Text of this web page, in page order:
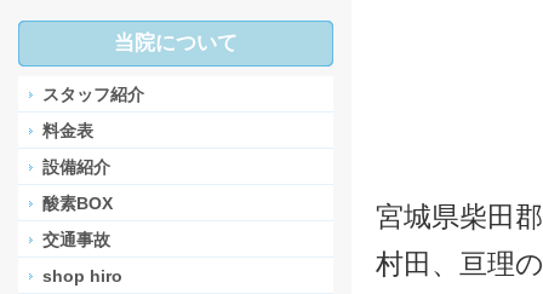
宮城県柴田
村田、亘理
当院について
スタッフ紹介
料金表
設備紹介
酸素BOX
交通事故
shop hiro